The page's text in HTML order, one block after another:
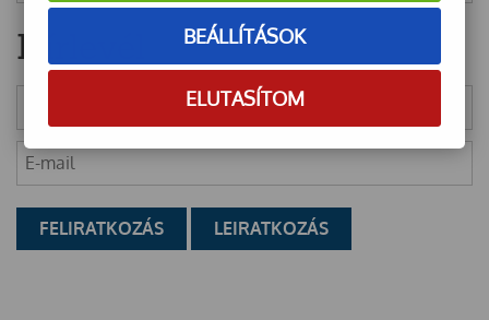
Hírlevél BEÁLLÍTÁSOK
ELUTASÍTOM